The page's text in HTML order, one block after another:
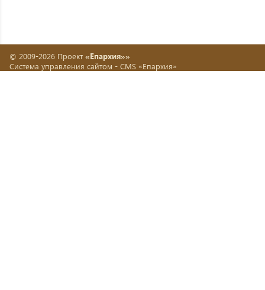
© 2009-2026 Проект «Епархия»»
Система управления сайтом - CMS «Епархия»